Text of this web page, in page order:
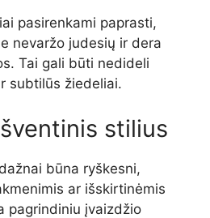
pasirenkami paprasti,
nevaržo judesių ir dera
Tai gali būti nedideli
subtilūs žiedeliai.
stilius
būna ryškesni,
ar išskirtinėmis
pagrindiniu įvaizdžio